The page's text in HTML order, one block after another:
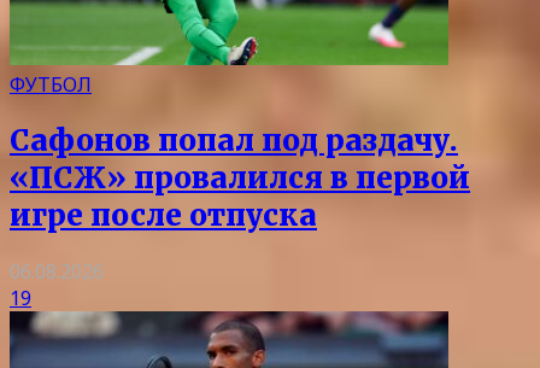
ФУТБОЛ
Сафонов попал под раздачу.
«ПСЖ» провалился в первой
игре после отпуска
06.08.2026
19